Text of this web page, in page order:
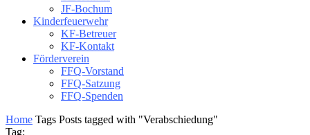
JF-Bochum
Kinderfeuerwehr
KF-Betreuer
KF-Kontakt
Förderverein
FFQ-Vorstand
FFQ-Satzung
FFQ-Spenden
Home Tags Posts tagged with "Verabschiedung"
Tag: